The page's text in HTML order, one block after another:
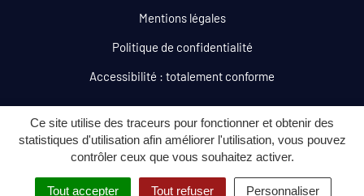
Ce site utilise des traceurs pour fonctionner et obtenir des
statistiques d'utilisation afin améliorer l'utilisation, vous pouvez
contrôler ceux que vous souhaitez activer.
Tout accepter Tout refuser Personnaliser
Mentions légales
Politique de confidentialité
Accessibilité : totalement conforme